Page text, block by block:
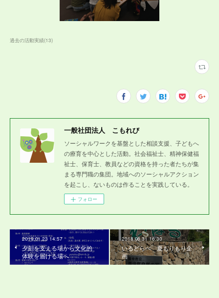
過去の活動実績(13)
一般社団法人 こもれび
ソーシャルワークを基盤とした相談支援、子どもへ
の療育を中心とした活動。社会福祉士、精神保健福
祉士、保育士、教員などの資格を持った者たちが集
まる専門職の集団。地域へのソーシャルアクション
を起こし、ないものは作ることを実践している。
フォロー
2019.01.23 14:57
夕刻を支える場から文化的
体験を届ける場へ
2018.08.31 16:30
いるどらぺ 夏もりもり企
画